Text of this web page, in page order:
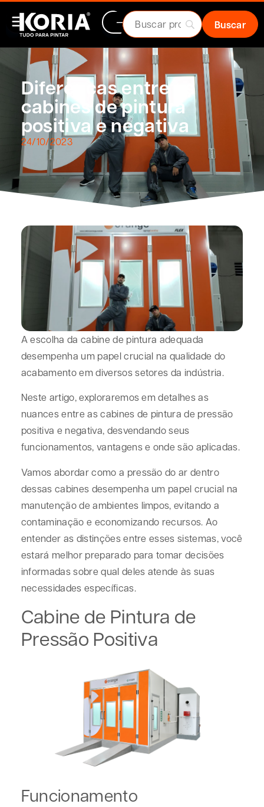
Diferenças entre as
cabines de pintura
positiva e negativa
24/10/2023
A escolha da cabine de pintura adequada
desempenha um papel crucial na qualidade do
acabamento em diversos setores da indústria.
Neste artigo, exploraremos em detalhes as
nuances entre as cabines de pintura de pressão
positiva e negativa, desvendando seus
funcionamentos, vantagens e onde são aplicadas.
Vamos abordar como a pressão do ar dentro
dessas cabines desempenha um papel crucial na
manutenção de ambientes limpos, evitando a
contaminação e economizando recursos. Ao
entender as distinções entre esses sistemas, você
estará melhor preparado para tomar decisões
informadas sobre qual deles atende às suas
necessidades específicas.
Cabine de Pintura de
Pressão Positiva
Funcionamento